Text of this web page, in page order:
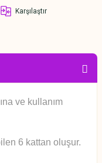
Karşılaştır
ve kullanım
6 kattan oluşur.